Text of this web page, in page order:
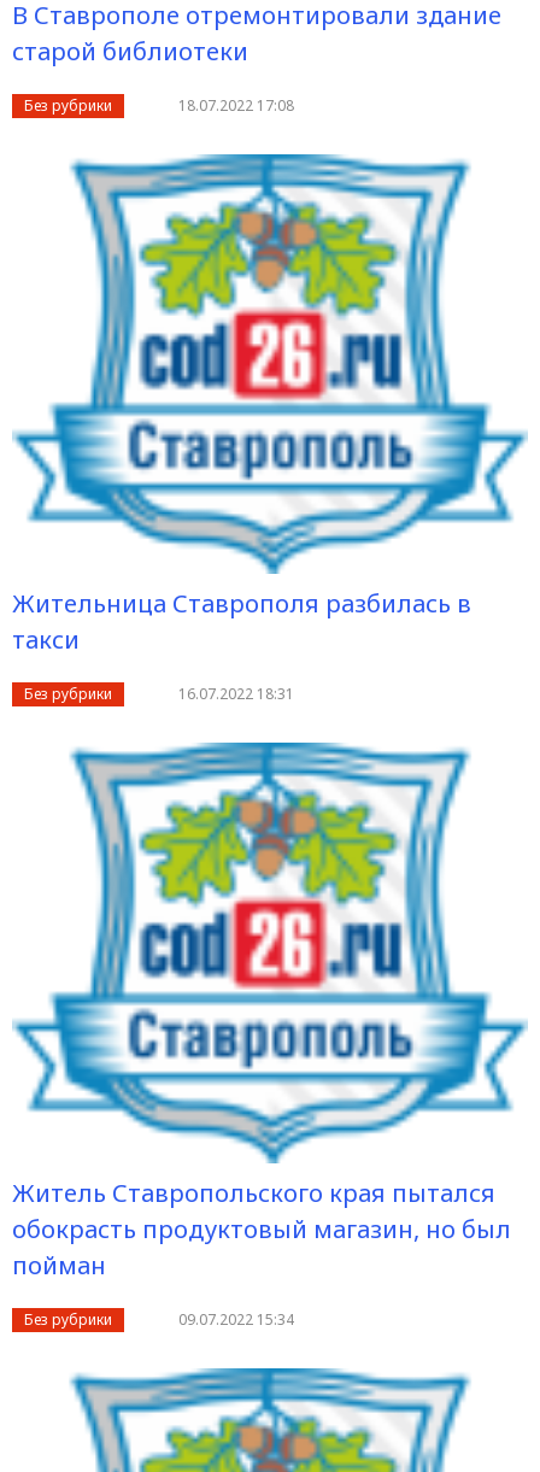
В Ставрополе отремонтировали здание
старой библиотеки
Без рубрики 18.07.2022 17:08
Жительница Ставрополя разбилась в
такси
Без рубрики 16.07.2022 18:31
Житель Ставропольского края пытался
обокрасть продуктовый магазин, но был
пойман
Без рубрики 09.07.2022 15:34